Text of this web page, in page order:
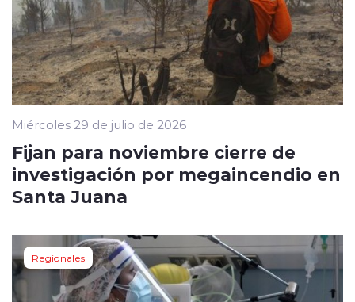
Miércoles 29 de julio de 2026
Fijan para noviembre cierre de
investigación por megaincendio en
Santa Juana
Regionales